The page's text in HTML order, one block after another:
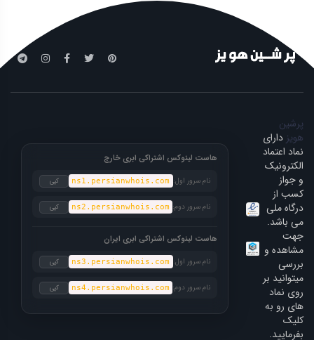
پرشین
هویز دارای
نماد اعتماد
الکترونیک
و جواز
کسب از
درگاه ملی
می باشد.
جهت
مشاهده و
بررسی
میتوانید بر
روی نماد
های رو به
کلیک
بفرمایید.
هاست لینوکس اشتراکی ابری خارج
نام سرور اول: ns1.persianwhois.com کپی
نام سرور دوم: ns2.persianwhois.com کپی
هاست لینوکس اشتراکی ابری ایران
نام سرور اول: ns3.persianwhois.com کپی
نام سرور دوم: ns4.persianwhois.com کپی